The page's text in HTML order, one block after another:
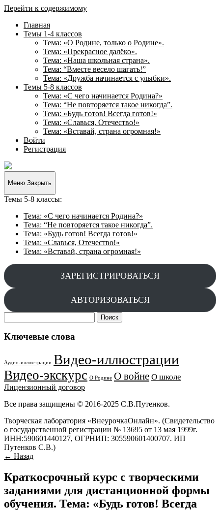
Перейти к содержимому
Главная
Темы 1-4 классов
Тема: «О Родине, только о Родине».
Тема: «Прекрасное далёко».
Тема: «Наша школьная страна».
Тема: “Вместе весело шагать!”
Тема: «Дружба начинается с улыбки».
Темы 5-8 классов
Тема: «С чего начинается Родина?»
Тема: “Не повторяется такое никогда”.
Тема: «Будь готов! Всегда готов!»
Тема: «Славься, Отечество!»
Тема: «Вставай, страна огромная!»
Войти
Регистрация
Творческие
задания
для
Меню Закрыть
Темы 5-8 классы:
Тема: «С чего начинается Родина?»
Тема: “Не повторяется такое никогда”.
Тема: «Будь готов! Всегда готов!»
Тема: «Славься, Отечество!»
Тема: «Вставай, страна огромная!»
ЗАРЕГИСТРИРОВАТЬСЯ
АВТОРИЗОВАТЬСЯ
Ключевые слова
Аудио-иллюстрации Видео-иллюстрации
Видео-экскурс О Родине О войне О школе
Лицензионный договор
Все права защищены © 2016-2025 С.В.Путенков.
Творческая лаборатория «ВнеурочкаОнлайн». (Свидетельство
о государственной регистрации № 13695 от 13 мая 1999г.
ИНН:590601440127, ОГРНИП: 305590601400707. ИП
Путенков С.В.)
← Назад
Краткосрочный курс с творческими
заданиями для дистанционной формы
обучения. Тема: «Будь готов! Всегда